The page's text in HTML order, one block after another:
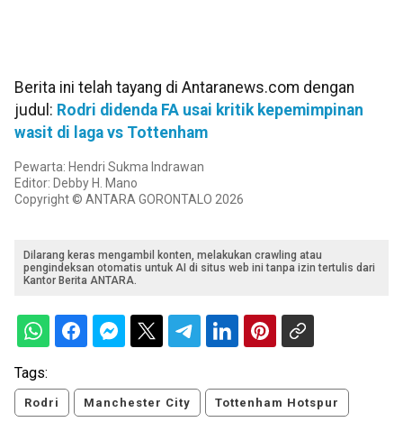
Berita ini telah tayang di Antaranews.com dengan
judul: Rodri didenda FA usai kritik kepemimpinan
wasit di laga vs Tottenham
Pewarta: Hendri Sukma Indrawan
Editor: Debby H. Mano
Copyright © ANTARA GORONTALO 2026
Dilarang keras mengambil konten, melakukan crawling atau
pengindeksan otomatis untuk AI di situs web ini tanpa izin tertulis dari
Kantor Berita ANTARA.
Tags:
Rodri Manchester City Tottenham Hotspur